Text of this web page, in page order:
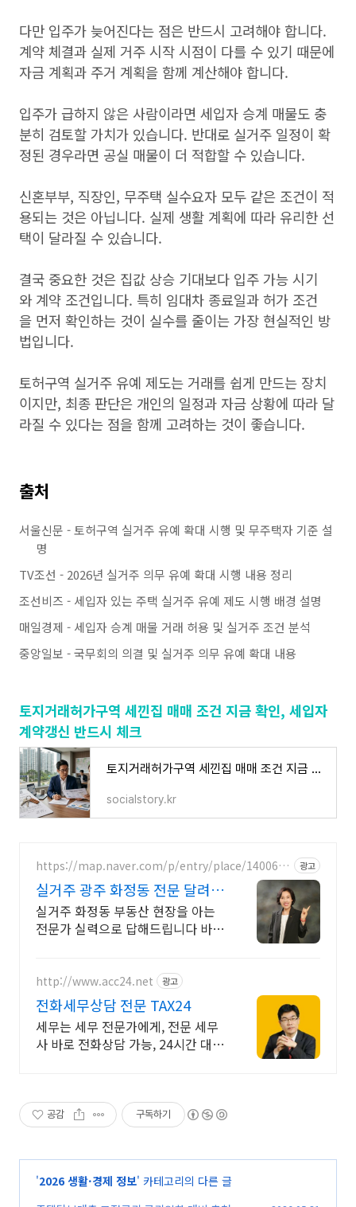
다만 입주가 늦어진다는 점은 반드시 고려해야 합니다.
계약 체결과 실제 거주 시작 시점이 다를 수 있기 때문에
자금 계획과 주거 계획을 함께 계산해야 합니다.
입주가 급하지 않은 사람이라면 세입자 승계 매물도 충
분히 검토할 가치가 있습니다. 반대로 실거주 일정이 확
정된 경우라면 공실 매물이 더 적합할 수 있습니다.
신혼부부, 직장인, 무주택 실수요자 모두 같은 조건이 적
용되는 것은 아닙니다. 실제 생활 계획에 따라 유리한 선
택이 달라질 수 있습니다.
결국 중요한 것은 집값 상승 기대보다 입주 가능 시기
와 계약 조건입니다. 특히 임대차 종료일과 허가 조건
을 먼저 확인하는 것이 실수를 줄이는 가장 현실적인 방
법입니다.
토허구역 실거주 유예 제도는 거래를 쉽게 만드는 장치
이지만, 최종 판단은 개인의 일정과 자금 상황에 따라 달
라질 수 있다는 점을 함께 고려하는 것이 좋습니다.
출처
서울신문 - 토허구역 실거주 유예 확대 시행 및 무주택자 기준 설
명
TV조선 - 2026년 실거주 의무 유예 확대 시행 내용 정리
조선비즈 - 세입자 있는 주택 실거주 유예 제도 시행 배경 설명
매일경제 - 세입자 승계 매물 거래 허용 및 실거주 조건 분석
중앙일보 - 국무회의 의결 및 실거주 의무 유예 확대 내용
토지거래허가구역 세낀집 매매 조건 지금 확인, 세입자
계약갱신 반드시 체크
토지거래허가구역 세낀집 매매 조건 지금 확인, 세입자 계약갱신 반드시 체크
socialstory.kr
https://map.naver.com/p/entry/place/1400685
광고
실거주 광주 화정동 전문 달려라
호남방 전문부동산에서
실거주 화정동 부동산 현장을 아는
전문가 실력으로 답해드립니다 바로
http://www.acc24.net 광고
전화세무상담 전문 TAX24
세무는 세무 전문가에게, 전문 세무
사 바로 전화상담 가능, 24시간 대기
공감 구독하기
'2026 생활·경제 정보' 카테고리의 다른 글